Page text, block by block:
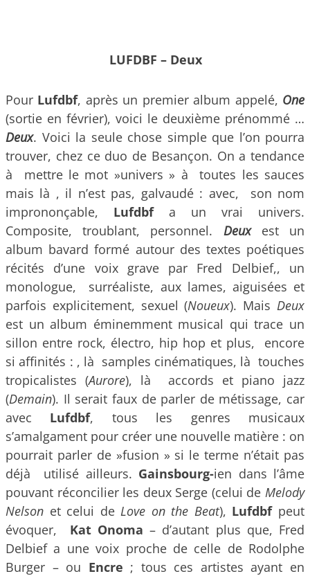
LUFDBF – Deux
Pour Lufdbf, après un premier album appelé, One
(sortie en février), voici le deuxième prénommé …
Deux. Voici la seule chose simple que l’on pourra
trouver, chez ce duo de Besançon. On a tendance
à mettre le mot »univers » à toutes les sauces
mais là , il n’est pas, galvaudé : avec, son nom
imprononçable, Lufdbfa un vrai univers.
Composite, troublant, personnel. Deuxest un
album bavard formé autour des textes poétiques
récités d’une voix grave par Fred Delbief,, un
monologue, surréaliste, aux lames, aiguisées et
parfois explicitement, sexuel (Noueux). MaisDeux
est un album éminemment musical qui trace un
sillon entre rock, électro, hip hop et plus, encore
si affinités : , là samples cinématiques, là touches
tropicalistes (Aurore), là accords et piano jazz
(Demain). Il serait faux de parler de métissage, car
avec Lufdbf, tous les genres musicaux
s’amalgament pour créer une nouvelle matière : on
pourrait parler de »fusion » si le terme n’était pas
déjà utilisé ailleurs. Gainsbourg-ien dans l’âme
pouvant réconcilier les deux Serge (celui de Melody
Nelson et celui deLove on the Beat), Lufdbfpeut
évoquer, Kat Onoma – d’autant plus que, Fred
Delbief a une voix proche de celle de Rodolphe
Burger – ou Encre ; tous ces artistes ayant en